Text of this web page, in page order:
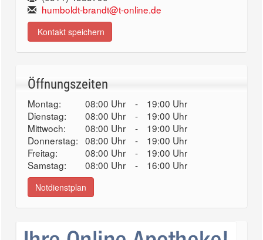
humboldt-brandt@t-online.de
Kontakt speichern
Öffnungszeiten
Montag: 08:00 Uhr -
19:00 Uhr
Dienstag:
08:00 Uhr -
19:00 Uhr
Mittwoch:
08:00 Uhr -
19:00 Uhr
Donnerstag: 08:00 Uhr -
19:00 Uhr
Freitag:
08:00 Uhr -
19:00 Uhr
Samstag:
08:00 Uhr - 16:00 Uhr
Notdienstplan